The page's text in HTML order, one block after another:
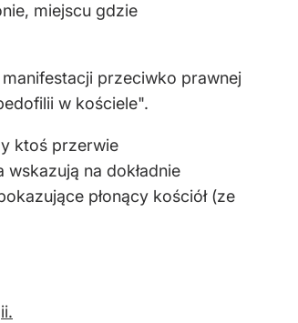
miejscu gdzie
przeciwko prawnej
w kościele".
ktoś przerwie
na dokładnie
płonący kościół (ze